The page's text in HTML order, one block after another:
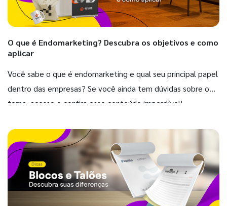
O que é Endomarketing? Descubra os objetivos e como
aplicar
Você sabe o que é endomarketing e qual seu principal papel
dentro das empresas? Se você ainda tem dúvidas sobre o
tema, acesse e confira esse conteúdo imperdível!